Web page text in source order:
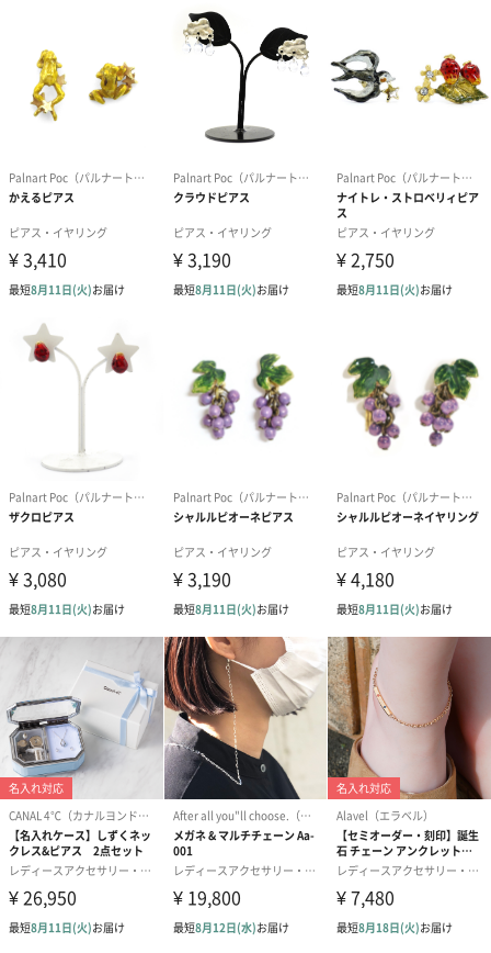
トートバッグなどを華やかに演出してくれます。
留め具部分
留め具は、ブローチの裏面に馴染むカラーになっています。
職人によるハンドメイド
こちらの商品は弊社の職人によってハンドメイドで作られていま
す。そのため、ひとつひとつの塗や表情が微妙に異なる繊細な作
りとなっています。
「Palnart Poc（パルナートポック）」
愛着の持てる、あなたのファッションの介添人
「やさしいデザイン」商品を手に取る全ての人たちにとって、や
さしさを追求した商品シリーズです。個性的でありながら、シー
ネコが好きな方へおすすｓめ
立体的に作られた乙女椿が満開に咲いて、とても華やかな印象で
す。葉脈まで細部にわたって作り込んだ葉は、濃淡のグリーンが
さらに奥行を感じさせます。三毛猫の気持ちよさそうな表情を見
ると、穏やかな気持ちになりますね。天気の良い日に付けたくな
るようなブローチです。